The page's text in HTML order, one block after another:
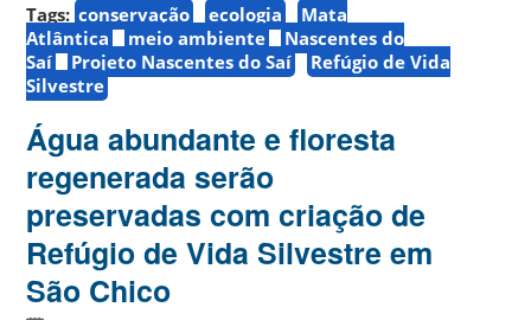
Tags: conservação ecologia
Mata
Atlântica
meio ambiente
Nascentes do
Saí
Projeto Nascentes do Saí
Refúgio de Vida
Silvestre
Água abundante e floresta
regenerada serão
preservadas com criação de
Refúgio de Vida Silvestre em
São Chico